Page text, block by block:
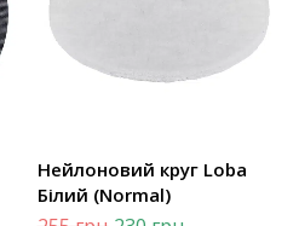
Нейлоновий круг Loba
Білий (Normal)